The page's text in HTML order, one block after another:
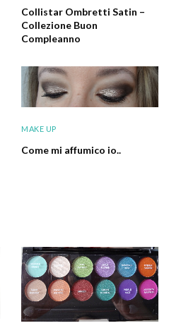
Collistar Ombretti Satin –
Collezione Buon
Compleanno
MAKE UP
Come mi affumico io..